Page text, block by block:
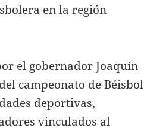
en la región
el gobernadorJoaquín
campeonato de Béisbol
deportivas,
vinculados al